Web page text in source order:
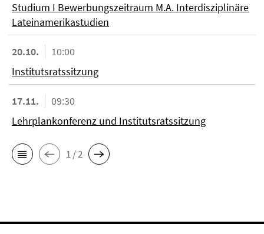
Studium I Bewerbungszeitraum M.A. Interdisziplinäre
Lateinamerikastudien
20.10.
10:00
Institutsratssitzung
17.11.
09:30
Lehrplankonferenz und Institutsratssitzung
1 / 2